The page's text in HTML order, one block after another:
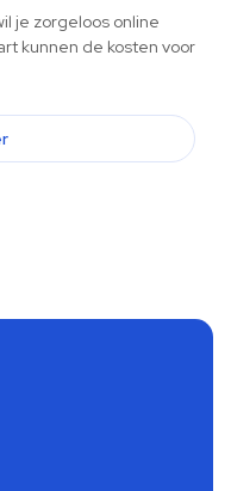
je zorgeloos online
kunnen de kosten voor